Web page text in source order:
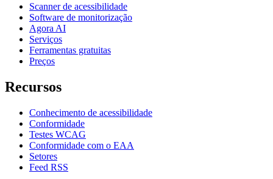
Scanner de acessibilidade
Software de monitorização
Agora AI
Serviços
Ferramentas gratuitas
Preços
Recursos
Conhecimento de acessibilidade
Conformidade
Testes WCAG
Conformidade com o EAA
Setores
Feed RSS